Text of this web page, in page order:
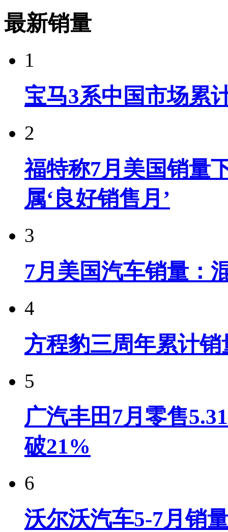
最新销量
1
宝马3系中国市场累
2
福特称7月美国销量
属‘良好销售月’
3
7月美国汽车销量：
4
方程豹三周年累计
5
广汽丰田7月零售
破21%
6
沃尔沃汽车5-7月销